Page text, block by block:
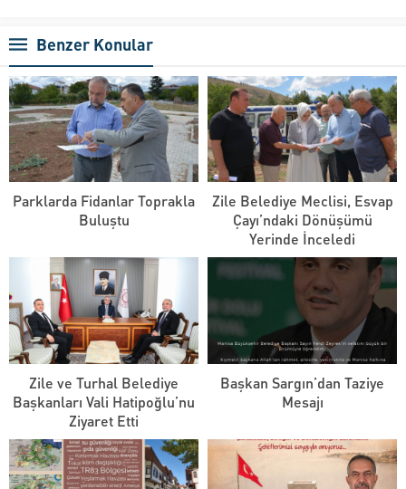
Benzer Konular
Parklarda Fidanlar Toprakla
Buluştu
Zile Belediye Meclisi, Esvap
Çayı’ndaki Dönüşümü
Yerinde İnceledi
Zile ve Turhal Belediye
Başkanları Vali Hatipoğlu’nu
Ziyaret Etti
Başkan Sargın’dan Taziye
Mesajı